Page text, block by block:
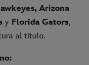
Arizona
y Florida Gators,
al título.